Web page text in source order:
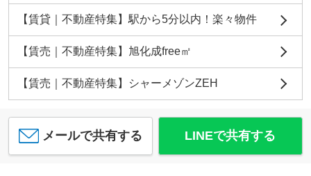
【賃貸｜不動産特集】駅から5分以内！楽々物件
【賃売｜不動産特集】旭化成free㎡
【賃売｜不動産特集】シャーメゾンZEH
メールで共有する LINEで共有する